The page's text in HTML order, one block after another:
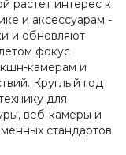
растёт интерес к
и аксессуарам -
и обновляют
фокус
камерам и
Круглый год
для
веб-камеры и
стандартов